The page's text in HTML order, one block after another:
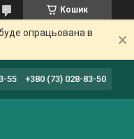
Кошик
опрацьована в
55 +380 (73) 028-83-50